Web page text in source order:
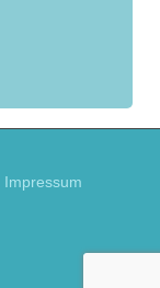
Impressum